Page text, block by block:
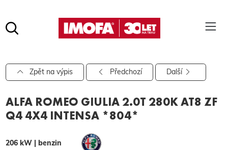
hledat
Pro vyhledávání zadejte alespoň 3 znaky.
Zpět na výpis Předchozí Další
ALFA ROMEO GIULIA 2.0T 280K AT8 ZF
Q4 4X4 INTENSA *804*
206 kW | benzin